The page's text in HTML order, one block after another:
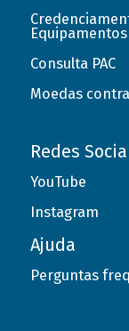
Equipamentos
Consulta PAC
Moedas
Redes
YouTube
Instagram
Ajuda
Perguntas